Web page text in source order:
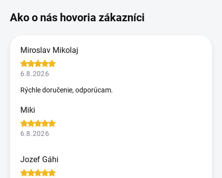
Miroslav Mikolaj
6.8.2026
Rýchle doručenie, odporúcam.
Miki
6.8.2026
Jozef Gáhi